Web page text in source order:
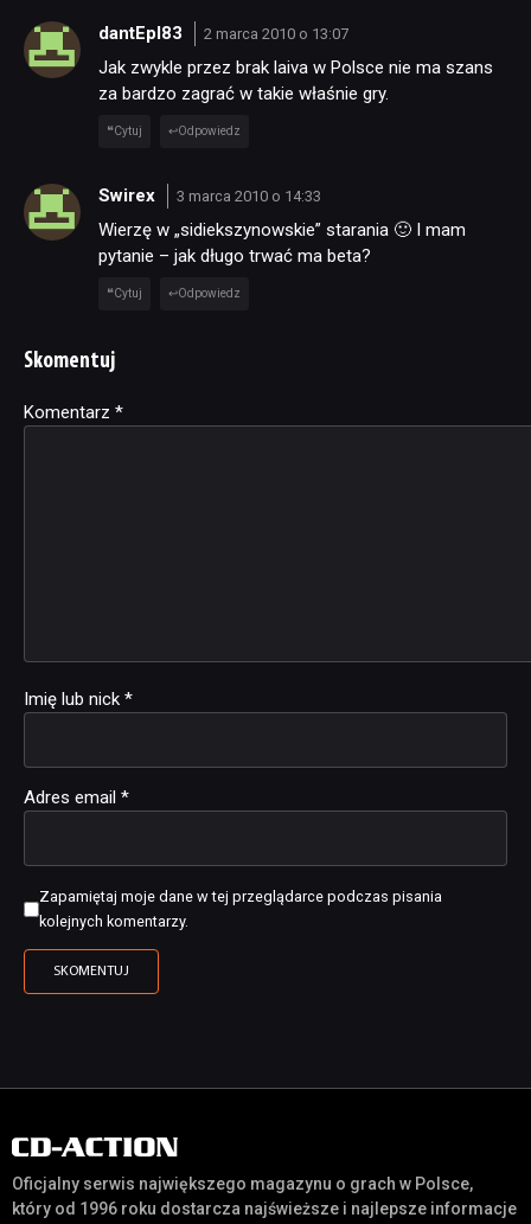
dantEpl83 2 marca 2010 o 13:07
Jak zwykle przez brak laiva w Polsce nie ma szans
za bardzo zagrać w takie właśnie gry.
Cytuj Odpowiedz
Swirex 3 marca 2010 o 14:33
Wierzę w „sidiekszynowskie” starania 🙂 I mam
pytanie – jak długo trwać ma beta?
Cytuj Odpowiedz
Skomentuj
Komentarz *
Imię lub nick *
Adres email *
Zapamiętaj moje dane w tej przeglądarce podczas pisania
kolejnych komentarzy.
Alternative:
Oficjalny serwis największego magazynu o grach w Polsce,
który od 1996 roku dostarcza najświeższe i najlepsze informacje